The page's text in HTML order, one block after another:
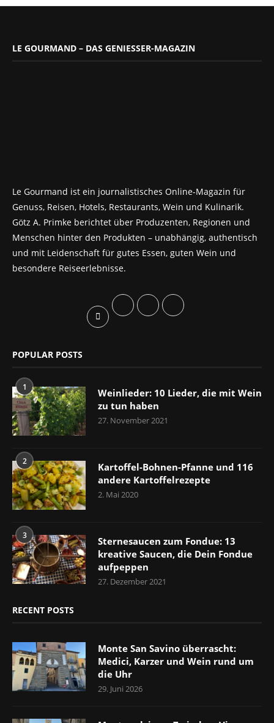
LE GOURMAND – DAS GENIESSER-MAGAZIN
Le Gourmand ist ein journalistisches Online-Magazin für
Genuss, Reisen, Hotels, Restaurants, Wein und Kulinarik.
Götz A. Primke berichtet über Produzenten, Regionen und
Menschen hinter den Produkten – unabhängig, authentisch
und mit Leidenschaft für gutes Essen, guten Wein und
besondere Reiseerlebnisse.
POPULAR POSTS
1
Weinlieder: 10 Lieder, die mit Wein
zu tun haben
27. November 2021
2
Kartoffel-Bohnen-Pfanne und 116
andere Kartoffelrezepte
2. Mai 2020
3
Sternesaucen zum Fondue: 13
kreative Saucen, die Dein Fondue
aufpeppen
27. Dezember 2021
RECENT POSTS
Monte San Savino überrascht:
Medici, Karzer und Wein rund um
die Uhr
29. Juni 2026